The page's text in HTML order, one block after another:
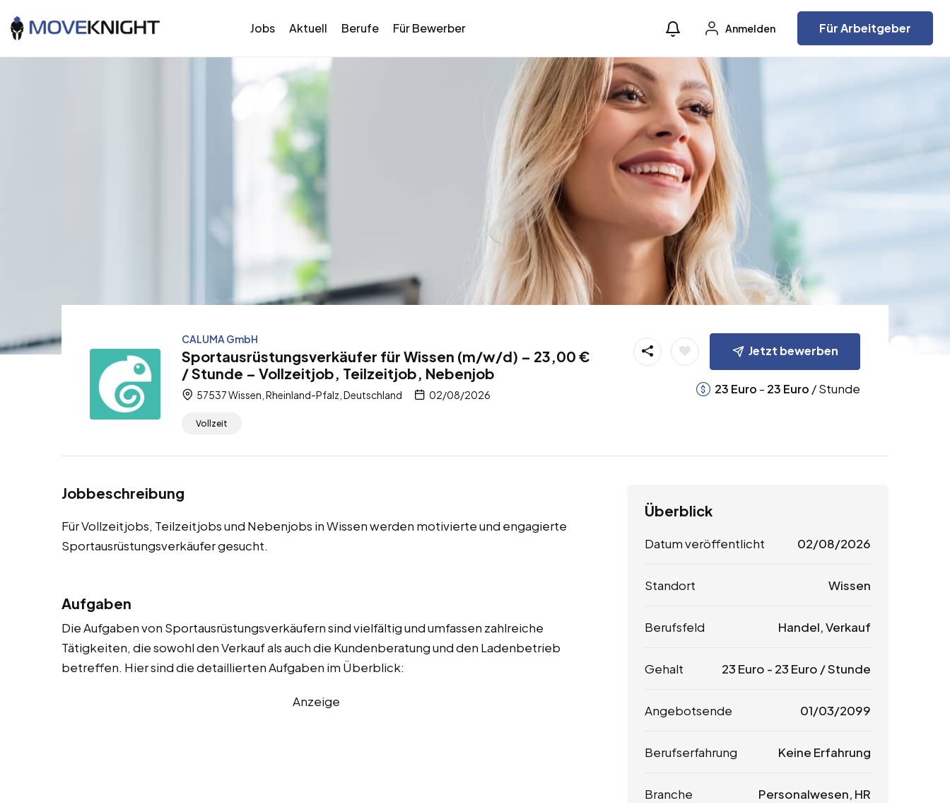
Jobs Aktuell Berufe Für Bewerber Anmelden Für Arbeitgeber
CALUMA GmbH
Sportausrüstungsverkäufer für Wissen (m/w/d) – 23,00 €
/ Stunde – Vollzeitjob, Teilzeitjob, Nebenjob
57537 Wissen, Rheinland-Pfalz, Deutschland 02/08/2026
Vollzeit
Jetzt bewerben
23 Euro - 23 Euro / Stunde
Jobbeschreibung
Für Vollzeitjobs, Teilzeitjobs und Nebenjobs in Wissen werden motivierte und engagierte
Sportausrüstungsverkäufer gesucht.
Aufgaben
Die Aufgaben von Sportausrüstungsverkäufern sind vielfältig und umfassen zahlreiche
Tätigkeiten, die sowohl den Verkauf als auch die Kundenberatung und den Ladenbetrieb
betreffen. Hier sind die detaillierten Aufgaben im Überblick:
Anzeige
Überblick
Datum veröffentlicht 02/08/2026
Standort Wissen
Berufsfeld Handel, Verkauf
Gehalt 23 Euro - 23 Euro / Stunde
Angebotsende 01/03/2099
Berufserfahrung Keine Erfahrung
Branche Personalwesen, HR